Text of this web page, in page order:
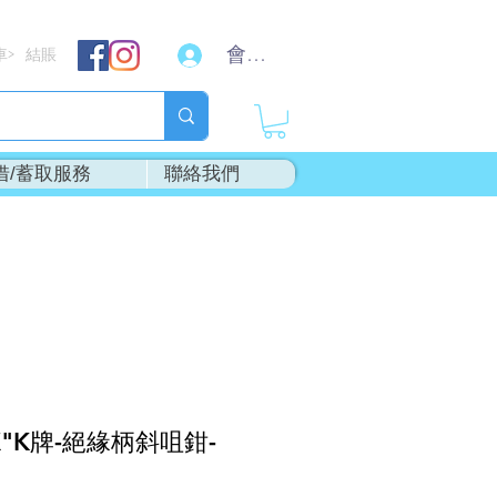
結賬 會員登入
/蓄取服務 聯絡我們
牌-絕緣柄斜咀鉗-